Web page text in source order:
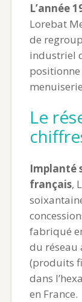
L’année
Lorebat
de
industriel
positionne
Le
Implanté
français,
fabriqué
du réseau
(produits
dans
en France.